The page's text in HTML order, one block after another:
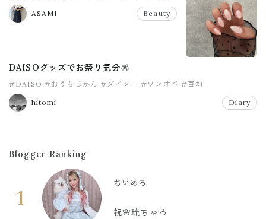
#ダイソー
ASAMI
Beauty
DAISOグッズでお祭り気分🪅
#DAISO #おうちじかん #ダイソー #ワンオペ #百均
hitomi Diary
Blogger Ranking
1
ちいめろ
祝🌸琉ちゃろ